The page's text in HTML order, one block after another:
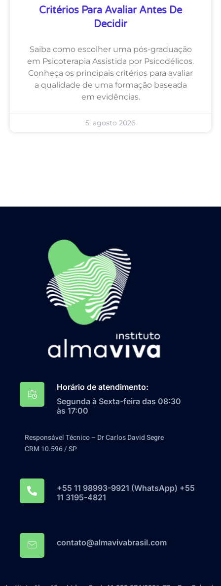
Critérios Para Avaliar Antes De
Decidir
Saiba como escolher uma pós-graduação
em Psicoterapia Assistida por Psicodélicos.
Conheça os principais critérios para avaliar
a qualidade de uma formação baseada
em evidências.
5, agosto 2026
Horário de atendimento:
Segunda à Sexta-feira das 08:30
às 17:00
Responsável Técnico – Dr Carlos David Segre
CRM 10.596 / SP
+55 11 98993-9921‬ (WhatsApp) +55
11 3195-4821
contato@almavivabrasil.com